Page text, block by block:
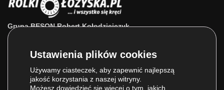
Grupa BESON Robert Kołodziejczyk
ul. Powstańców Wlkp. 63a
E-mail:sklep@rolkilozyska.pl
Używamy ciasteczek, aby zapewnić najlepszą
jakość korzystania z naszej witryny.
Możesz dowiedzieć się więcej o tym, jakich